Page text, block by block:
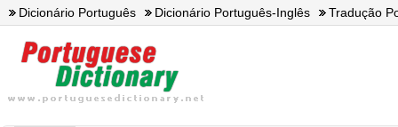
Dicionário Português Dicionário Português-Inglês Tradução